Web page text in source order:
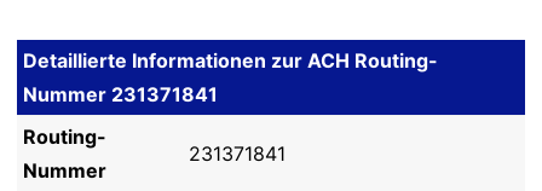
Detaillierte Informationen zur ACH Routing-
Nummer 231371841
Routing-
Nummer
231371841